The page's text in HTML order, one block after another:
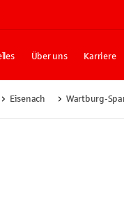
Über uns Karriere
Eisenach Wartburg-